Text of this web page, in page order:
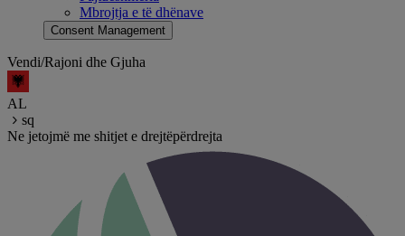
Mbrojtja e të dhënave
Consent Management
Vendi/Rajoni dhe Gjuha
AL
sq
Ne jetojmë me shitjet e drejtëpërdrejta